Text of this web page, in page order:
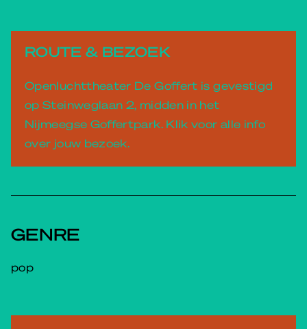
ROUTE & BEZOEK
Openluchttheater De Goffert is gevestigd
op Steinweglaan 2, midden in het
Nijmeegse Goffertpark. Klik voor alle info
over jouw bezoek.
GENRE
pop